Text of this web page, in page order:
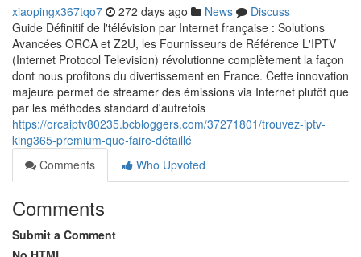
xiaopingx367tqo7 272 days ago News
Discuss
Guide Définitif de l'télévision par Internet française : Solutions
Avancées ORCA et Z2U, les Fournisseurs de Référence L'IPTV
(Internet Protocol Television) révolutionne complètement la façon
dont nous profitons du divertissement en France. Cette innovation
majeure permet de streamer des émissions via Internet plutôt que
par les méthodes standard d'autrefois
https://orcaiptv80235.bcbloggers.com/37271801/trouvez-iptv-
king365-premium-que-faire-détaillé
Comments
Who Upvoted
Comments
Submit a Comment